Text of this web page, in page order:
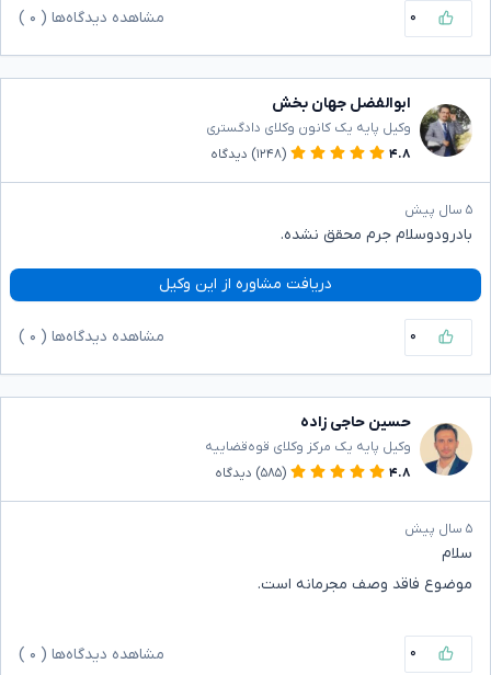
۰ مشاهده دیدگاه‌ها ( ۰
ابوالفضل جهان بخش
وکیل پایه یک کانون وکلای دادگستری
۴.۸
(۱۲۴۸) دیدگاه
۵ سال پیش
بادرودوسلام جرم محقق نشده.
دریافت مشاوره از این وکیل
۰ مشاهده دیدگاه‌ها ( ۰
حسین حاجی زاده
وکیل پایه یک مرکز وکلای قوه‌قضاییه
۴.۸
(۵۸۵) دیدگاه
۵ سال پیش
سلام
موضوع فاقد وصف مجرمانه است.
۰ مشاهده دیدگاه‌ها ( ۰